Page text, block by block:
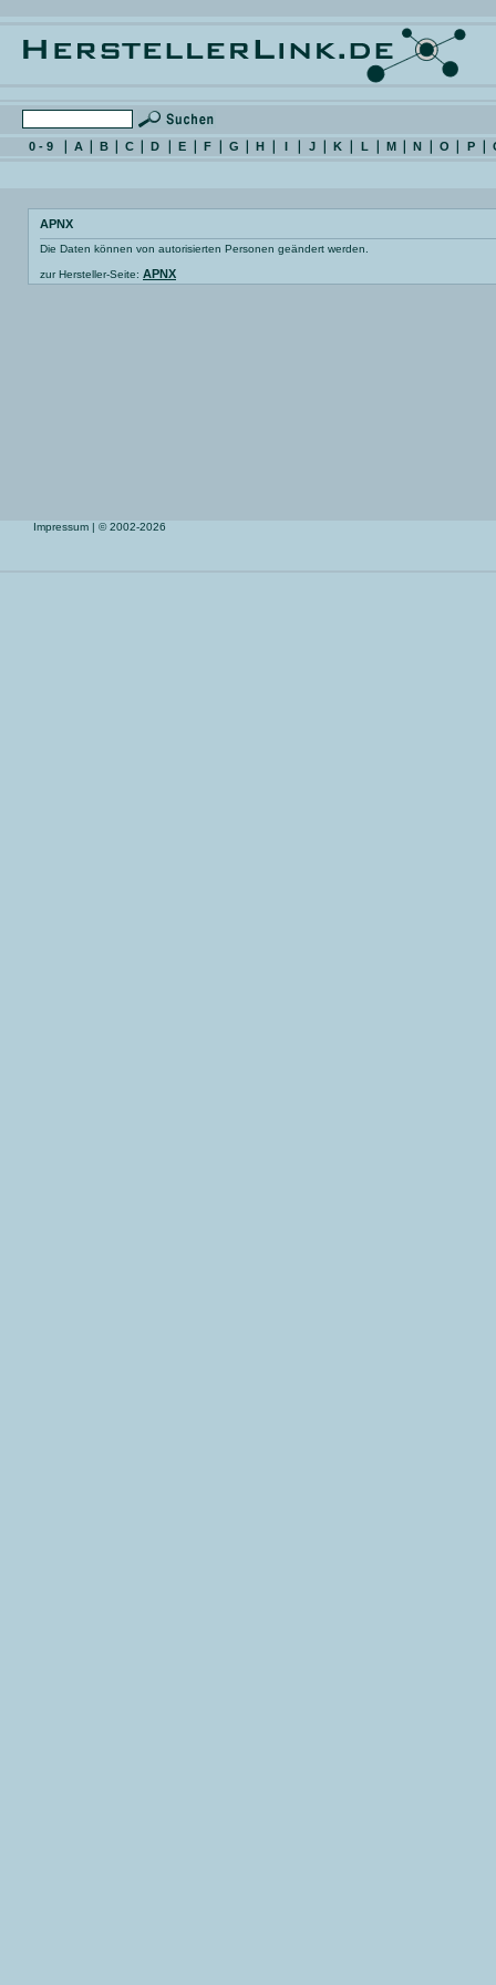
0 - 9 A B C D E F G H I J K L M N O P
APNX
Die Daten können von autorisierten Personen geändert werden.
zur Hersteller-Seite: APNX
Impressum | © 2002-2026